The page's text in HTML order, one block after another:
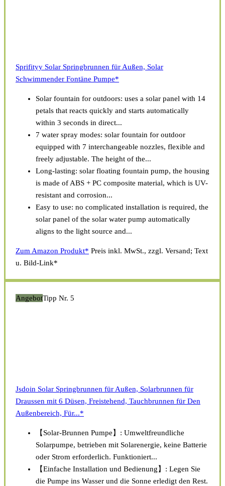
Sprifityy Solar Springbrunnen für Außen, Solar
Schwimmender Fontäne Pumpe*
Solar fountain for outdoors: uses a solar panel with 14
petals that reacts quickly and starts automatically
within 3 seconds in direct...
7 water spray modes: solar fountain for outdoor
equipped with 7 interchangeable nozzles, flexible and
freely adjustable. The height of the...
Long-lasting: solar floating fountain pump, the housing
is made of ABS + PC composite material, which is UV-
resistant and corrosion...
Easy to use: no complicated installation is required, the
solar panel of the solar water pump automatically
aligns to the light source and...
Zum Amazon Produkt* Preis inkl. MwSt., zzgl. Versand; Text
u. Bild-Link*
AngebotTipp Nr. 5
Jsdoin Solar Springbrunnen für Außen, Solarbrunnen für
Draussen mit 6 Düsen, Freistehend, Tauchbrunnen für Den
Außenbereich, Für...*
【Solar-Brunnen Pumpe】: Umweltfreundliche
Solarpumpe, betrieben mit Solarenergie, keine Batterie
oder Strom erforderlich. Funktioniert...
【Einfache Installation und Bedienung】: Legen Sie
die Pumpe ins Wasser und die Sonne erledigt den Rest.